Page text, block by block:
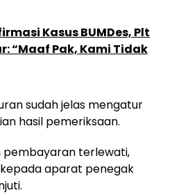
Kasus BUMDes, Plt
“Maaf Pak, Kami Tidak
sudah jelas mengatur
hasil pemeriksaan.
pembayaran terlewati,
aparat penegak